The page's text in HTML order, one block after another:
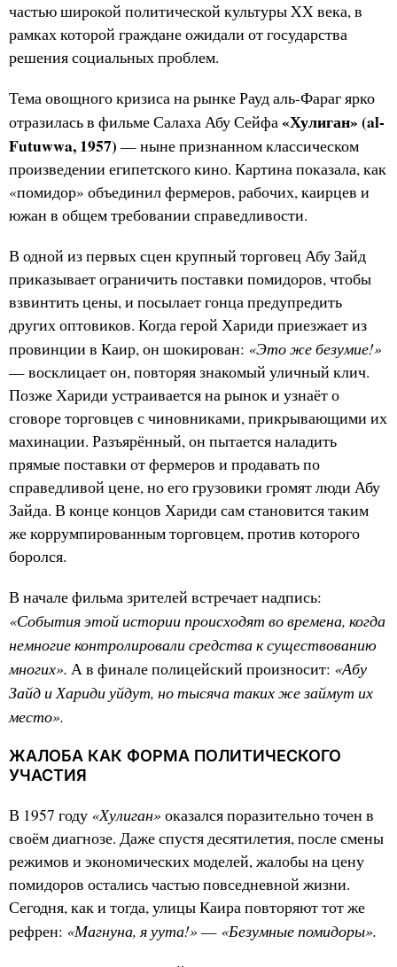
частью широкой политической культуры XX века, в
рамках которой граждане ожидали от государства
решения социальных проблем.
Тема овощного кризиса на рынке Рауд аль-Фараг ярко
отразилась в фильме Салаха Абу Сейфа«Хулиган» (al-
Futuwwa, 1957) — ныне признанном классическом
произведении египетского кино. Картина показала, как
«помидор» объединил фермеров, рабочих, каирцев и
южан в общем требовании справедливости.
В одной из первых сцен крупный торговец Абу Зайд
приказывает ограничить поставки помидоров, чтобы
взвинтить цены, и посылает гонца предупредить
других оптовиков. Когда герой Хариди приезжает из
провинции в Каир, он шокирован: «Это же безумие!»
— восклицает он, повторяя знакомый уличный клич.
Позже Хариди устраивается на рынок и узнаёт о
сговоре торговцев с чиновниками, прикрывающими их
махинации. Разъярённый, он пытается наладить
прямые поставки от фермеров и продавать по
справедливой цене, но его грузовики громят люди Абу
Зайда. В конце концов Хариди сам становится таким
же коррумпированным торговцем, против которого
боролся.
В начале фильма зрителей встречает надпись:
«События этой истории происходят во времена, когда
немногие контролировали средства к существованию
многих». А в финале полицейский произносит: «Абу
Зайд и Хариди уйдут, но тысяча таких же займут их
место».
ЖАЛОБА КАК ФОРМА ПОЛИТИЧЕСКОГО
УЧАСТИЯ
В 1957 году «Хулиган» оказался поразительно точен в
своём диагнозе. Даже спустя десятилетия, после смены
режимов и экономических моделей, жалобы на цену
помидоров остались частью повседневной жизни.
Сегодня, как и тогда, улицы Каира повторяют тот же
рефрен: «Магнуна, я уута!» — «Безумные помидоры».